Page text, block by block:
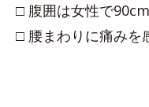
□ 腹囲は女性で
□ 腰まわりに痛みを